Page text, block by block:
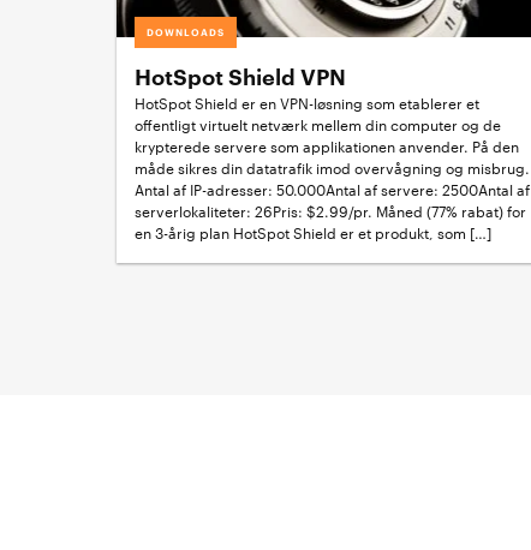
DOWNLOADS
HotSpot Shield VPN
HotSpot Shield er en VPN-løsning som etablerer et
offentligt virtuelt netværk mellem din computer og de
krypterede servere som applikationen anvender. På den
måde sikres din datatrafik imod overvågning og misbrug.
Antal af IP-adresser: 50.000Antal af servere: 2500Antal af
serverlokaliteter: 26Pris: $2.99/pr. Måned (77% rabat) for
en 3-årig plan HotSpot Shield er et produkt, som […]